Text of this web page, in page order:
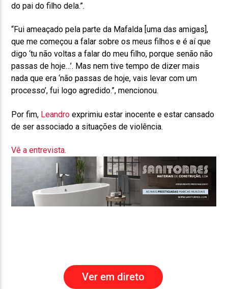
do pai do filho dela.”.
“Fui ameaçado pela parte da Mafalda [uma das amigas],
que me começou a falar sobre os meus filhos e é aí que
digo ‘tu não voltas a falar do meu filho, porque senão não
passas de hoje…’. Mas nem tive tempo de dizer mais
nada que era ‘não passas de hoje, vais levar com um
processo’, fui logo agredido.”, mencionou.
Por fim, Leandro exprimiu estar inocente e estar cansado
de ser associado a situações de violência.
Vê a entrevista.
Ver em direto